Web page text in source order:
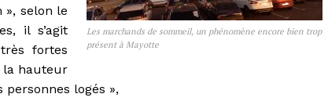
Les marchands de sommeil, un phénomène encore bien trop
présent à Mayotte
selon le
il s’agit
fortes
la hauteur
logés »,